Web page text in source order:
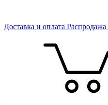
Доставка и оплата Распродажа